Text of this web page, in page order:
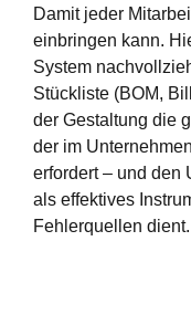
Damit jeder
einbringen kann.
System
Stückliste (BOM,
der Gestaltung die
der im
erfordert – und den
als effektives
Fehlerquellen dient.